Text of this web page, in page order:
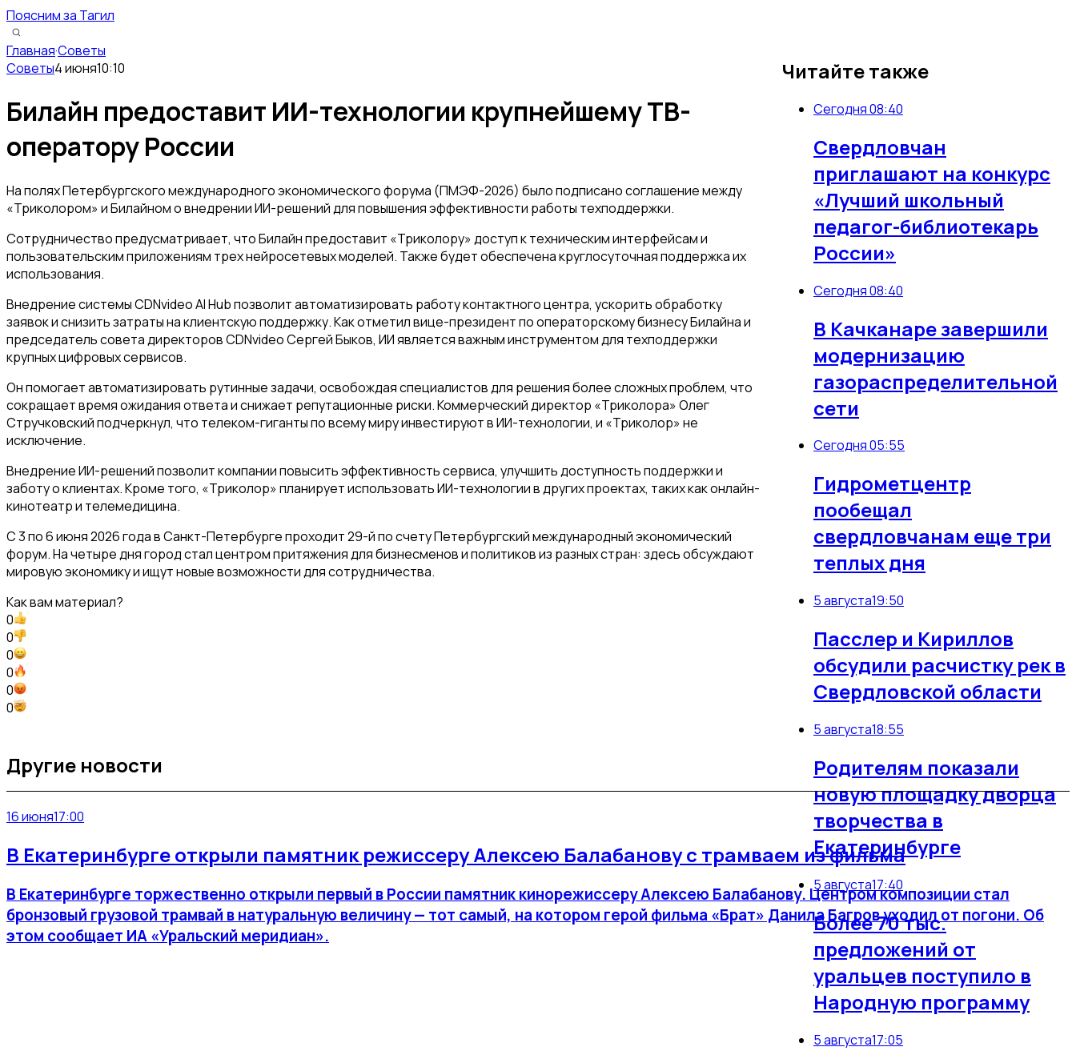
Поясним за Тагил
Главная·Советы
Советы4 июня10:10
Билайн предоставит ИИ-технологии крупнейшему ТВ-
оператору России
На полях Петербургского международного экономического форума (ПМЭФ-2026) было подписано соглашение между
«Триколором» и Билайном о внедрении ИИ-решений для повышения эффективности работы техподдержки.
Сотрудничество предусматривает, что Билайн предоставит «Триколору» доступ к техническим интерфейсам и
пользовательским приложениям трех нейросетевых моделей. Также будет обеспечена круглосуточная поддержка их
использования.
Внедрение системы CDNvideo AI Hub позволит автоматизировать работу контактного центра, ускорить обработку
заявок и снизить затраты на клиентскую поддержку. Как отметил вице-президент по операторскому бизнесу Билайна и
председатель совета директоров CDNvideo Сергей Быков, ИИ является важным инструментом для техподдержки
крупных цифровых сервисов.
Он помогает автоматизировать рутинные задачи, освобождая специалистов для решения более сложных проблем, что
сокращает время ожидания ответа и снижает репутационные риски. Коммерческий директор «Триколора» Олег
Стручковский подчеркнул, что телеком-гиганты по всему миру инвестируют в ИИ-технологии, и «Триколор» не
исключение.
Внедрение ИИ-решений позволит компании повысить эффективность сервиса, улучшить доступность поддержки и
заботу о клиентах. Кроме того, «Триколор» планирует использовать ИИ-технологии в других проектах, таких как онлайн-
кинотеатр и телемедицина.
С 3 по 6 июня 2026 года в Санкт-Петербурге проходит 29-й по счету Петербургский международный экономический
форум. На четыре дня город стал центром притяжения для бизнесменов и политиков из разных стран: здесь обсуждают
мировую экономику и ищут новые возможности для сотрудничества.
Как вам материал?
0
0
0
0
0
0
Читайте также
Сегодня 08:40
Свердловчан
приглашают на конкурс
«Лучший школьный
педагог-библиотекарь
России»
Сегодня 08:40
В Качканаре завершили
модернизацию
газораспределительной
сети
Сегодня 05:55
Гидрометцентр
пообещал
свердловчанам еще три
теплых дня
5 августа19:50
Пасслер и Кириллов
обсудили расчистку рек в
Свердловской области
5 августа18:55
Родителям показали
новую площадку дворца
творчества в
Екатеринбурге
5 августа17:40
Более 70 тыс.
предложений от
уральцев поступило в
Народную программу
5 августа17:05
Другие новости
16 июня17:00
В Екатеринбурге открыли памятник режиссеру Алексею Балабанову с трамваем из фильма
В Екатеринбурге торжественно открыли первый в России памятник кинорежиссеру Алексею Балабанову. Центром композиции стал
бронзовый грузовой трамвай в натуральную величину — тот самый, на котором герой фильма «Брат» Данила Багров уходил от погони. Об
этом сообщает ИА «Уральский меридиан».